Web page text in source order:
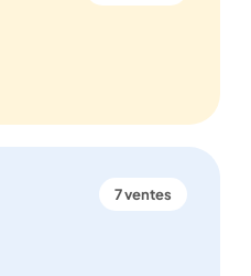
7 ventes